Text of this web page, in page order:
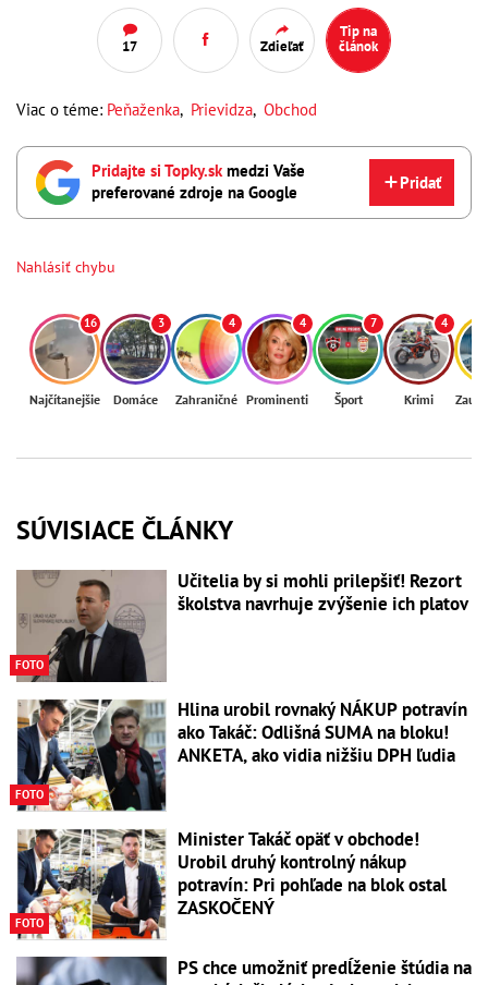
17 Zdieľať
Tip na
článok
Viac o téme: Peňaženka, Prievidza, Obchod
Pridajte si Topky.skmedzi Vaše
preferované zdroje na Google
Pridať
Nahlásiť chybu
16
Najčítanejšie
3
Domáce
4
Zahraničné
4
Prominenti
7
Šport
4
Krimi
SÚVISIACE ČLÁNKY
FOTO
Učitelia by si mohli prilepšiť! Rezort
školstva navrhuje zvýšenie ich platov
FOTO
Hlina urobil rovnaký NÁKUP potravín
ako Takáč: Odlišná SUMA na bloku!
ANKETA, ako vidia nižšiu DPH ľudia
FOTO
Minister Takáč opäť v obchode!
Urobil druhý kontrolný nákup
potravín: Pri pohľade na blok ostal
ZASKOČENÝ
PS chce umožniť predĺženie štúdia na